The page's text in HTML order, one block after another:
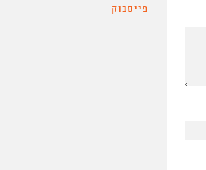
פייסבוק